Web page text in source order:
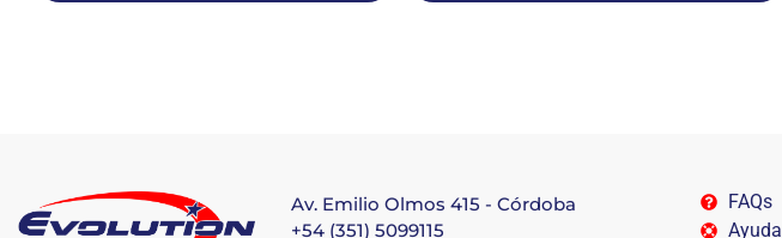
Av. Emilio Olmos 415 - Córdoba
+54 (351) 5099115
FAQs
Ayuda